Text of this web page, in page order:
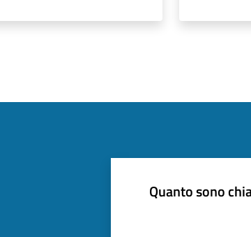
Quanto sono